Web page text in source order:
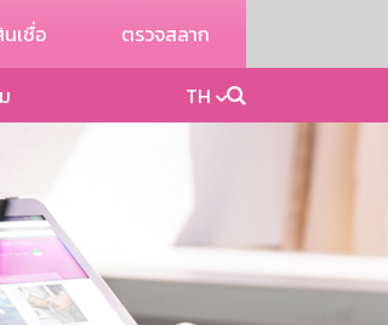
เชื่อ ตรวจสลาก
TH